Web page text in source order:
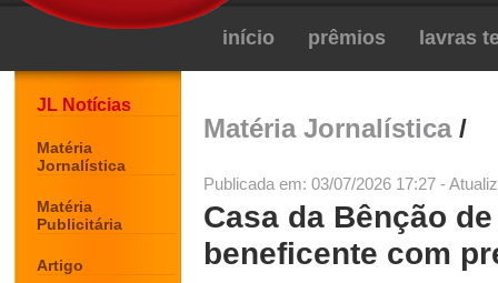
início prêmios lavras
JL Notícias
Matéria
Jornalística
Matéria
Publicitária
Artigo
Matéria Jornalística/
Publicada em: 03/07/2026 17:27 -
Casa da Bênção
beneficente com